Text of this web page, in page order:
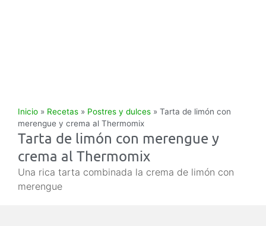
Inicio » Recetas » Postres y dulces » Tarta de limón con
merengue y crema al Thermomix
Tarta de limón con merengue y
crema al Thermomix
Una rica tarta combinada la crema de limón con
merengue